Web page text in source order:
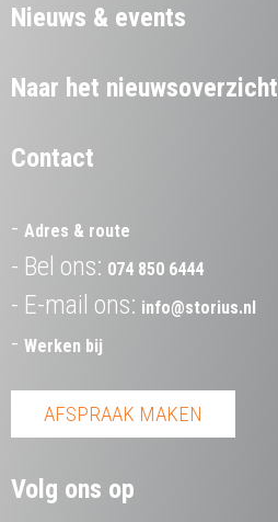
Nieuws & events
Naar het nieuwsoverzicht
Contact
Adres & route
Bel ons: 074 850 6444
E-mail ons: info@storius.nl
Werken bij
AFSPRAAK MAKEN
Volg ons op